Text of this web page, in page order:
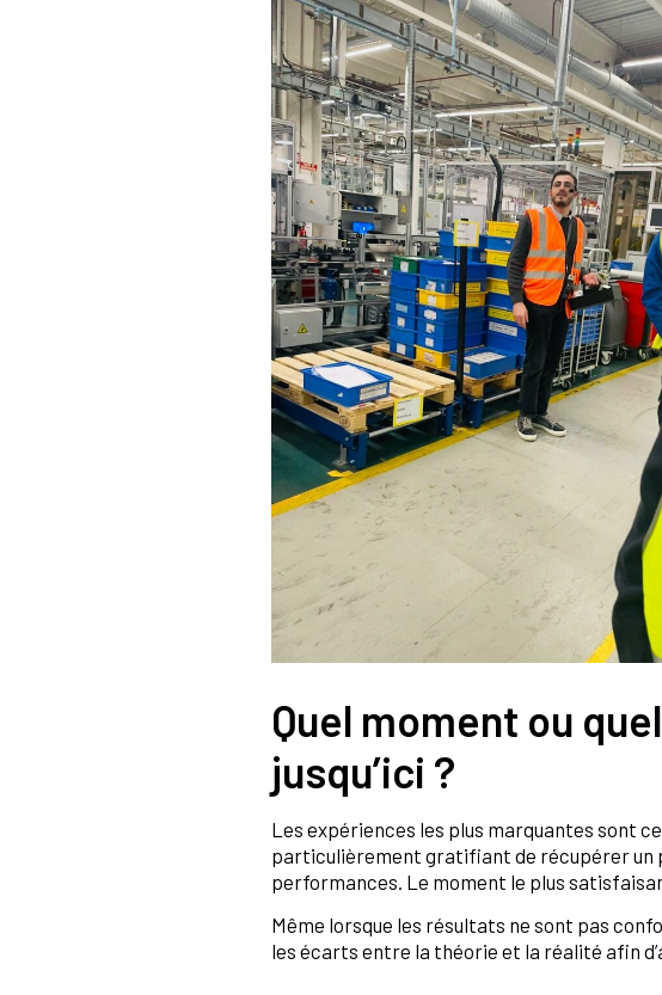
Quel moment ou
jusqu’ici ?
Les expériences les plus marquantes sont
particulièrement gratifiant de récupérer un
performances. Le moment le plus
Même lorsque les résultats ne sont pas
les écarts entre la théorie et la réalité afin